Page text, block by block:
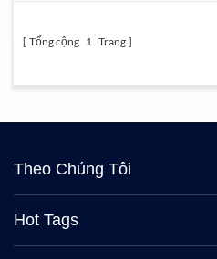
Tổng cộng 1 Trang
Theo Chúng Tôi
Hot Tags